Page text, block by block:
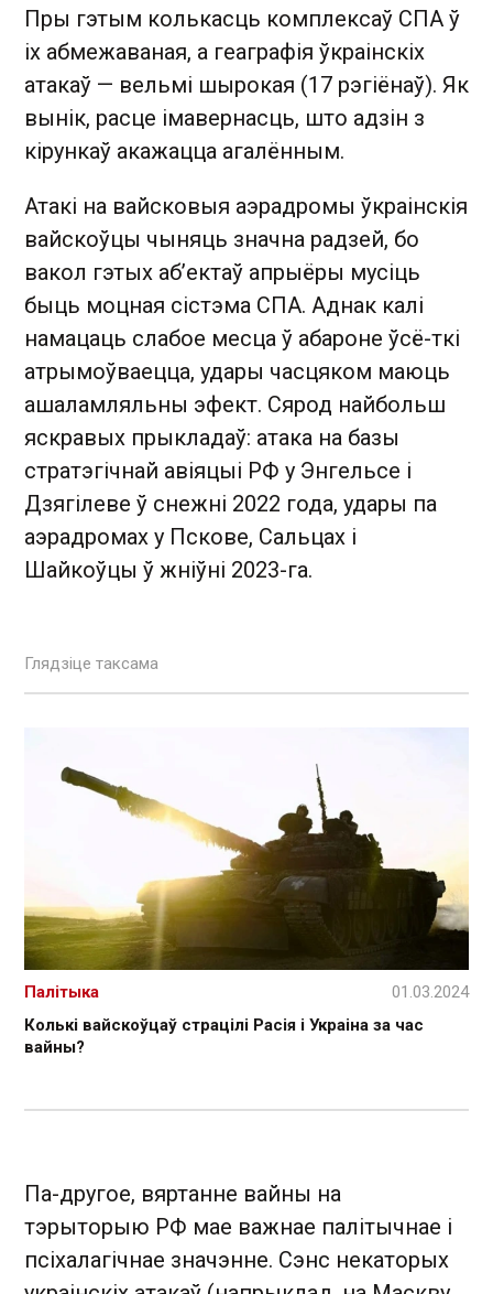
Пры гэтым колькасць комплексаў СПА ў
іх абмежаваная, а геаграфія ўкраінскіх
атакаў — вельмі шырокая (17 рэгіёнаў). Як
вынік, расце імавернасць, што адзін з
кірункаў акажацца агалённым.
Атакі на вайсковыя аэрадромы ўкраінскія
вайскоўцы чыняць значна радзей, бо
вакол гэтых аб’ектаў апрыёры мусіць
быць моцная сістэма СПА. Аднак калі
намацаць слабое месца ў абароне ўсё-ткі
атрымоўваецца, удары часцяком маюць
ашаламляльны эфект. Сярод найбольш
яскравых прыкладаў: атака на базы
стратэгічнай авіяцыі РФ у Энгельсе і
Дзягілеве ў снежні 2022 года, удары па
аэрадромах у Пскове, Сальцах і
Шайкоўцы ў жніўні 2023-га.
Глядзіце таксама
Колькі вайскоўцаў страцілі Расія і Украіна за час
вайны?
Палітыка 01.03.2024
Па-другое, вяртанне вайны на
тэрыторыю РФ мае важнае палітычнае і
псіхалагічнае значэнне. Сэнс некаторых